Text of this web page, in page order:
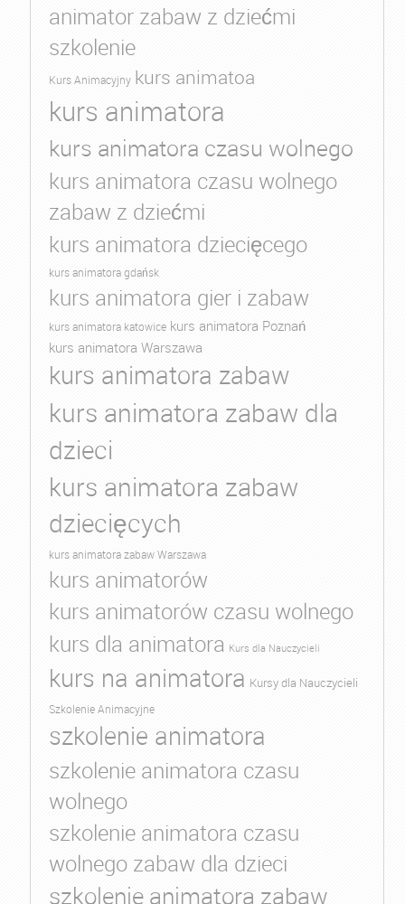
animator zabaw z dziećmi
szkolenie
Kurs Animacyjny kurs animatoa
kurs animatora
kurs animatora czasu wolnego
kurs animatora czasu wolnego
zabaw z dziećmi
kurs animatora dziecięcego
kurs animatora gdańsk
kurs animatora gier i zabaw
kurs animatora katowice kurs animatora Poznań
kurs animatora Warszawa
kurs animatora zabaw
kurs animatora zabaw dla
dzieci
kurs animatora zabaw
dziecięcych
kurs animatora zabaw Warszawa
kurs animatorów
kurs animatorów czasu wolnego
kurs dla animatora Kurs dla Nauczycieli
kurs na animatora Kursy dla Nauczycieli
Szkolenie Animacyjne
szkolenie animatora
szkolenie animatora czasu
wolnego
szkolenie animatora czasu
wolnego zabaw dla dzieci
szkolenie animatora zabaw